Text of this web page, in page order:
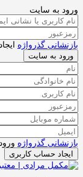
ورود به سایت
بازنشانی گذرواژه
ورود به سایت
بازنشانی گذرواژه
ایجاد حساب کاربری